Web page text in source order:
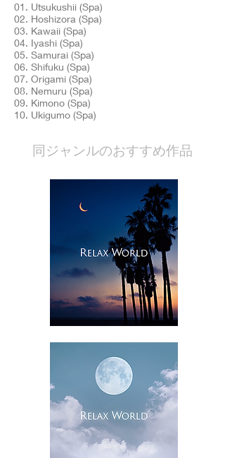
01. Utsukushii (Spa)
02. Hoshizora (Spa)
03. Kawaii (Spa)
04. Iyashi (Spa)
05. Samurai (Spa)
06. Shifuku (Spa)
07. Origami (Spa)
08. Nemuru (Spa)
09. Kimono (Spa)
10. Ukigumo (Spa)
​同ジャンルのおすすめ作品